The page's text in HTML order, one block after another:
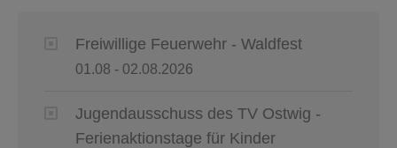
Freiwillige Feuerwehr - Waldfest
01.08 - 02.08.2026
Jugendausschuss des TV Ostwig -
Ferienaktionstage für Kinder